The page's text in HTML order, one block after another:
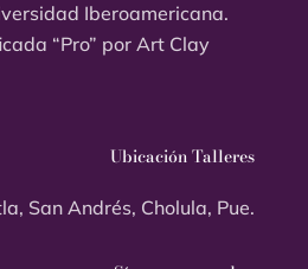
Iberoamericana.
“Pro” por Art Clay
Ubicación Talleres
San Andrés, Cholula, Pue.